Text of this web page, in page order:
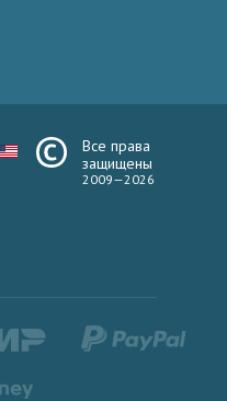
Все права
защищены
2009—2026